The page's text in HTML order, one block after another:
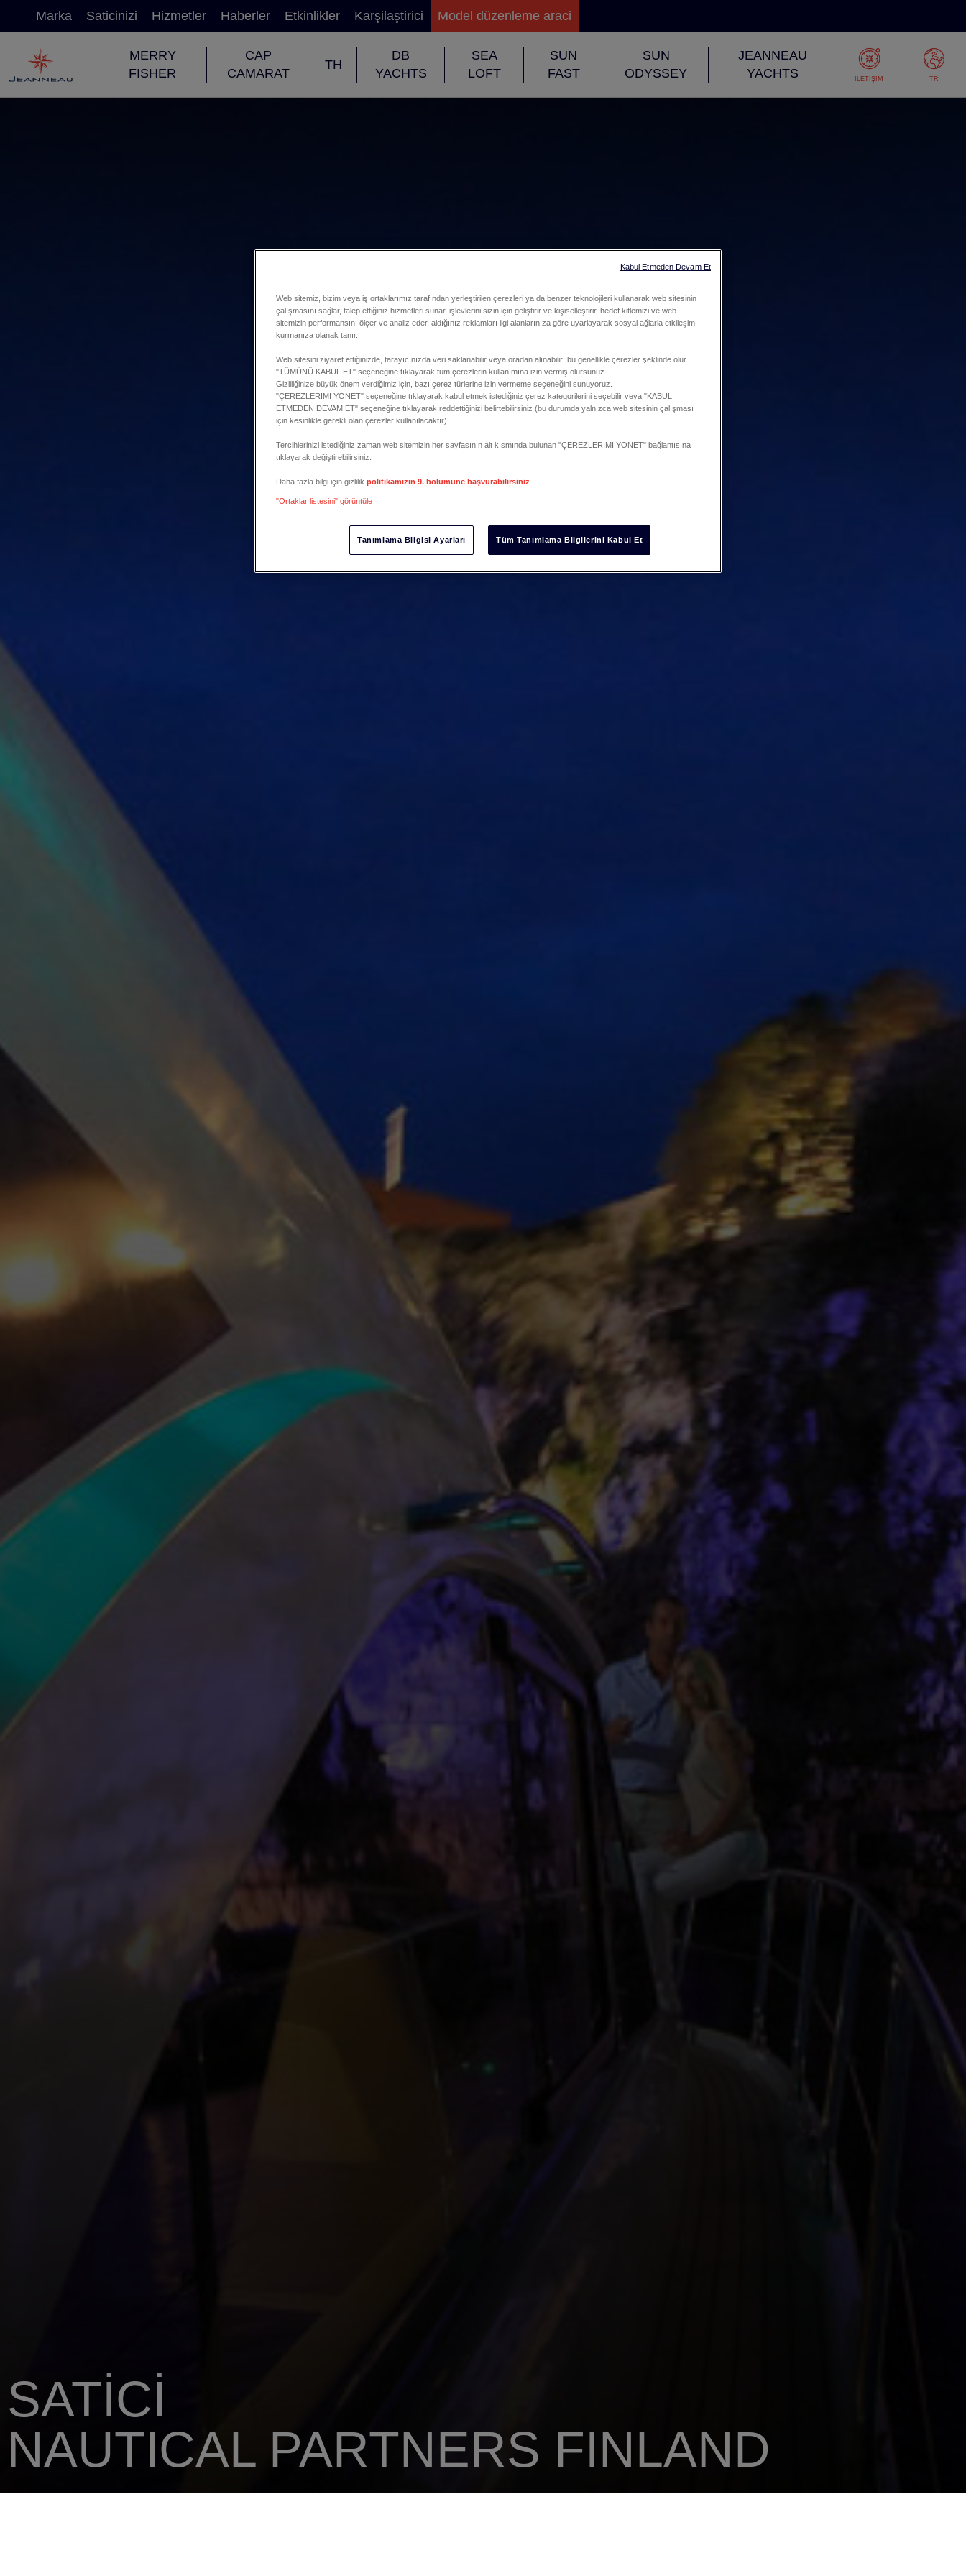
Marka Saticinizi Hizmetler Haberler Etkinlikler Karşilaştirici Model düzenleme araci
MERRY
FISHER
CAP
CAMARAT
TH
DB
YACHTS
SEA
LOFT
SUN
FAST
SUN
ODYSSEY
JEANNEAU
YACHTS
İLETIŞIM TR
SATICI
NAUTICAL PARTNERS FINLAND
Web sitemiz, bizim veya iş ortaklarımız tarafından yerleştirilen çerezleri ya da benzer teknolojileri kullanarak web sitesinin
çalışmasını sağlar, talep ettiğiniz hizmetleri sunar, işlevlerini sizin için geliştirir ve kişiselleştirir, hedef kitlemizi ve web
sitemizin performansını ölçer ve analiz eder, aldığınız reklamları ilgi alanlarınıza göre uyarlayarak sosyal ağlarla etkileşim
kurmanıza olanak tanır.
Web sitesini ziyaret ettiğinizde, tarayıcınızda veri saklanabilir veya oradan alınabilir; bu genellikle çerezler şeklinde olur.
"TÜMÜNÜ KABUL ET" seçeneğine tıklayarak tüm çerezlerin kullanımına izin vermiş olursunuz.
Gizliliğinize büyük önem verdiğimiz için, bazı çerez türlerine izin vermeme seçeneğini sunuyoruz.
"ÇEREZLERİMİ YÖNET" seçeneğine tıklayarak kabul etmek istediğiniz çerez kategorilerini seçebilir veya "KABUL
ETMEDEN DEVAM ET" seçeneğine tıklayarak reddettiğinizi belirtebilirsiniz (bu durumda yalnızca web sitesinin çalışması
için kesinlikle gerekli olan çerezler kullanılacaktır).
Tercihlerinizi istediğiniz zaman web sitemizin her sayfasının alt kısmında bulunan "ÇEREZLERİMİ YÖNET" bağlantısına
tıklayarak değiştirebilirsiniz.
Daha fazla bilgi için gizlilik politikamızın 9. bölümüne başvurabilirsiniz
"Ortaklar listesini" görüntüle
Tanımlama Bilgisi Ayarları Tüm Tanımlama Bilgilerini Kabul Et
Kabul Etmeden Devam Et